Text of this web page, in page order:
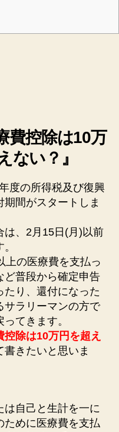
費控除は10万
ない？』
度の所得税及び復興
間がスタートしま
、2月15日(月)以前
の医療費を支払っ
ど普段から確定申告
たり、還付になった
サラリーマンの方で
てきます。
控除は10万円を超え
書きたいと思いま
自己と生計を一に
ために医療費を支払